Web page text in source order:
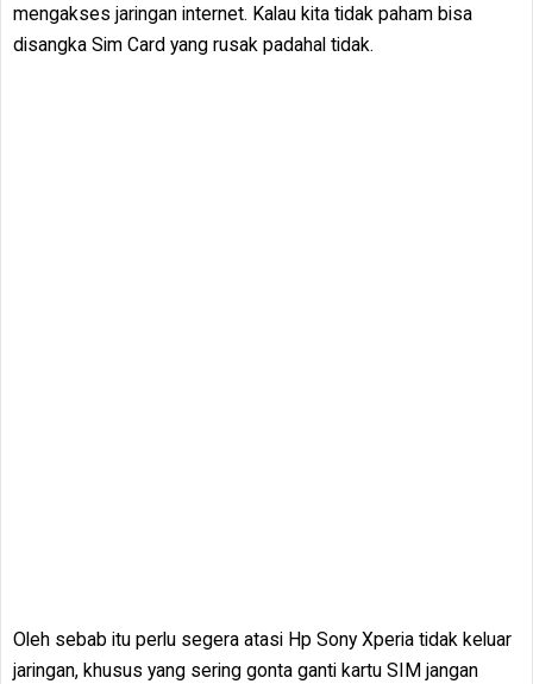
mengakses jaringan internet. Kalau kita tidak paham bisa
disangka Sim Card yang rusak padahal tidak.
Oleh sebab itu perlu segera atasi Hp Sony Xperia tidak keluar
jaringan, khusus yang sering gonta ganti kartu SIM jangan